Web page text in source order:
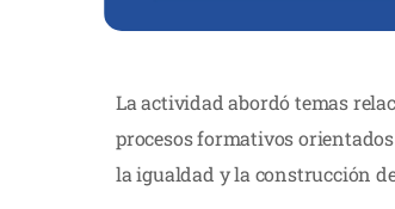
La actividad abordó temas
procesos formativos
la igualdad y la construcción